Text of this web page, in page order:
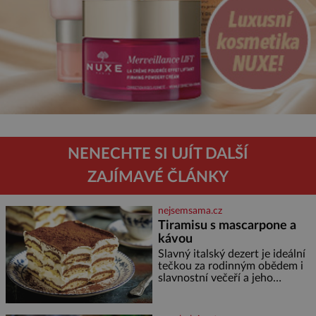
NENECHTE SI UJÍT DALŠÍ
ZAJÍMAVÉ ČLÁNKY
nejsemsama.cz
Tiramisu s mascarpone a
kávou
Slavný italský dezert je ideální
tečkou za rodinným obědem i
slavnostní večeří a jeho